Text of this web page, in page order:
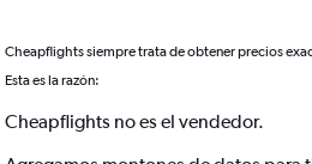
Cheapflights siempre trata de obtener precios
Esta es la razón:
Cheapflights no es el vendedor.